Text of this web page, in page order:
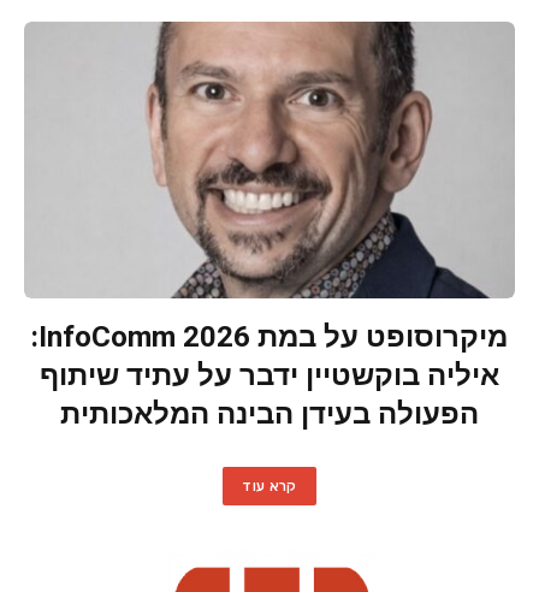
מיקרוסופט על במת InfoComm 2026:
איליה בוקשטיין ידבר על עתיד שיתוף
הפעולה בעידן הבינה המלאכותית
קרא עוד